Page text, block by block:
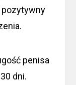
pozytywny
penisa
dni.